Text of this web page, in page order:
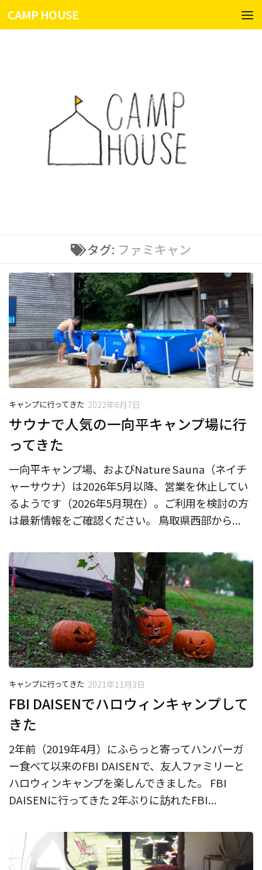
コンテンツへスキップ
CAMP HOUSE
タグ: ファミキャン
キャンプに行ってきた 2022年6月7日
サウナで人気の一向平キャンプ場に行
ってきた
一向平キャンプ場、およびNature Sauna（ネイチ
ャーサウナ）は2026年5月以降、営業を休止してい
るようです（2026年5月現在）。ご利用を検討の方
は最新情報をご確認ください。 鳥取県西部から...
キャンプに行ってきた 2021年11月3日
FBI DAISENでハロウィンキャンプして
きた
2年前（2019年4月）にふらっと寄ってハンバーガ
ー食べて以来のFBI DAISENで、友人ファミリーと
ハロウィンキャンプを楽しんできました。 FBI
DAISENに行ってきた 2年ぶりに訪れたFBI...